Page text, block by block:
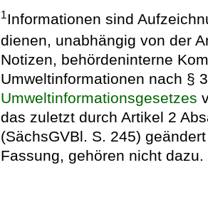
1Informationen sind
dienen, unabhängig von der
Notizen, behördeninterne
Umweltinformationen nach §
Umweltinformationsgesetzes
das zuletzt durch Artikel 2
(SächsGVBl. S. 245)
Fassung, gehören nicht dazu.